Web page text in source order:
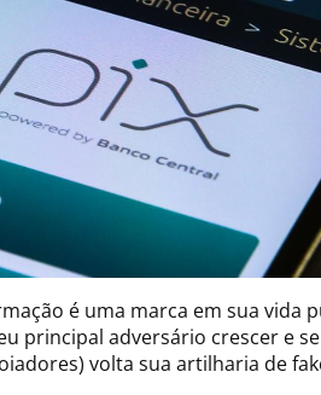
é uma marca em sua vida
principal adversário crescer e
volta sua artilharia de